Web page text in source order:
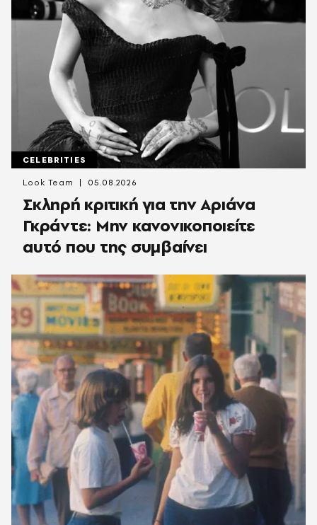
CELEBRITIES
Σκληρή κριτική για την Αριάνα
Γκράντε: Μην κανονικοποιείτε
αυτό που της συμβαίνει
Look Team 05.08.2026